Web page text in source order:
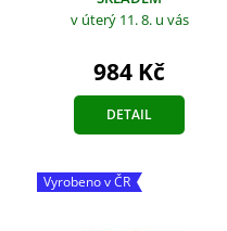
v úterý 11. 8. u vás
984 Kč
DETAIL
Vyrobeno v ČR